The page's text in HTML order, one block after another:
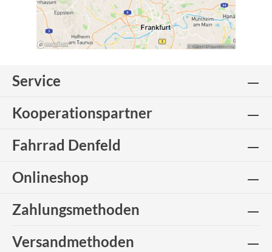
Service
Kooperationspartner
Fahrrad Denfeld
Onlineshop
Zahlungsmethoden
Versandmethoden